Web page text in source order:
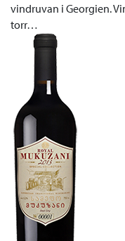
vindruvan i Georgien.
torr…